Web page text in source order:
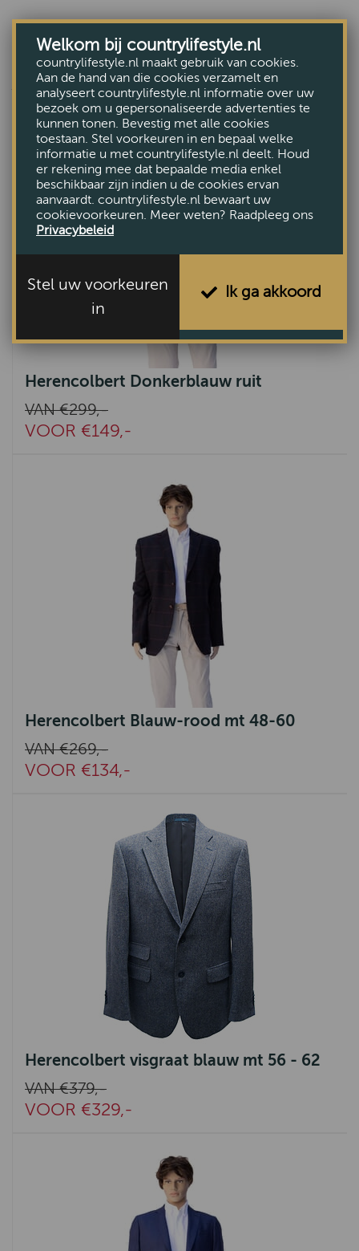
ANDEREN BEKEKEN OOK
Herencolbert Donkerblauw ruit
VAN €299,-
VOOR €149,-
Herencolbert Blauw-rood mt 48-60
VAN €269,-
VOOR €134,-
Herencolbert visgraat blauw mt 56 - 62
VAN €379,-
VOOR €329,-
Welkom bij countrylifestyle.nl
countrylifestyle.nl maakt gebruik van cookies.
Aan de hand van die cookies verzamelt en
analyseert countrylifestyle.nl informatie over uw
bezoek om u gepersonaliseerde advertenties te
kunnen tonen. Bevestig met alle cookies
toestaan. Stel voorkeuren in en bepaal welke
informatie u met countrylifestyle.nl deelt. Houd
er rekening mee dat bepaalde media enkel
beschikbaar zijn indien u de cookies ervan
aanvaardt. countrylifestyle.nl bewaart uw
cookievoorkeuren. Meer weten? Raadpleeg ons
Privacybeleid
Stel uw voorkeuren
in
Ik ga akkoord